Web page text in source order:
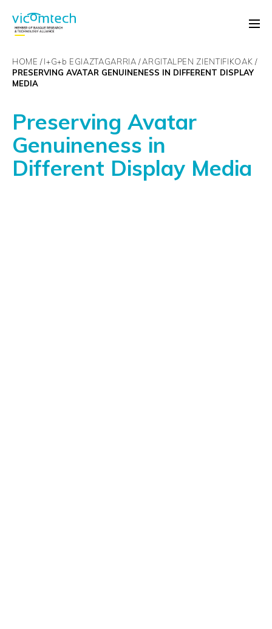
HOME I+G+b EGIAZTAGARRIA ARGITALPEN ZIENTIFIKOAK
PRESERVING AVATAR GENUINENESS IN DIFFERENT DISPLAY
MEDIA
Preserving Avatar
Genuineness in
Different Display Media